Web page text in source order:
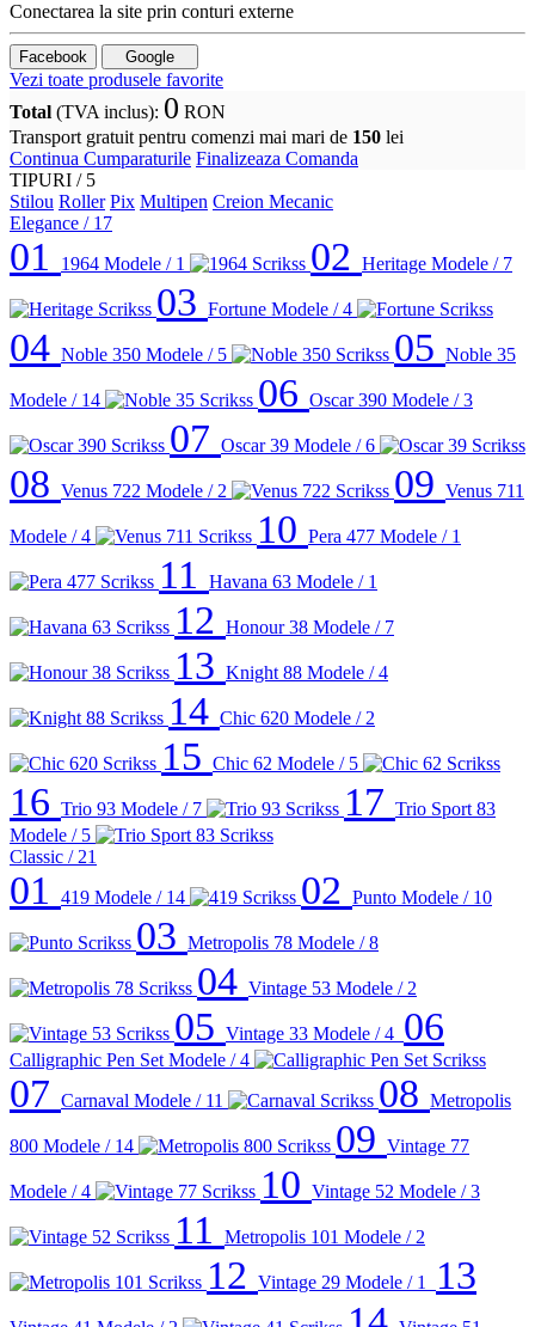
Conectarea la site prin conturi externe
Facebook Google
Vezi toate produsele favorite
Total (TVA inclus): 0 RON
Transport gratuit pentru comenzi mai mari de 150 lei
Continua Cumparaturile Finalizeaza Comanda
TIPURI / 5
Stilou Roller Pix Multipen Creion Mecanic
Elegance / 17
01 1964 Modele / 1 02 Heritage Modele / 7
03 Fortune Modele / 4
04 Noble 350 Modele / 5 05 Noble 35
Modele / 14 06 Oscar 390 Modele / 3
07 Oscar 39 Modele / 6
08 Venus 722 Modele / 2 09 Venus 711
Modele / 4 10 Pera 477 Modele / 1
11 Havana 63 Modele / 1
12 Honour 38 Modele / 7
13 Knight 88 Modele / 4
14 Chic 620 Modele / 2
15 Chic 62 Modele / 5
16 Trio 93 Modele / 7 17 Trio Sport 83
Modele / 5
Classic / 21
01 419 Modele / 14 02 Punto Modele / 10
03 Metropolis 78 Modele / 8
04 Vintage 53 Modele / 2
05 Vintage 33 Modele / 4 06
Calligraphic Pen Set Modele / 4
07 Carnaval Modele / 11 08 Metropolis
800 Modele / 14 09 Vintage 77
Modele / 4 10 Vintage 52 Modele / 3
11 Metropolis 101 Modele / 2
12 Vintage 29 Modele / 1 13